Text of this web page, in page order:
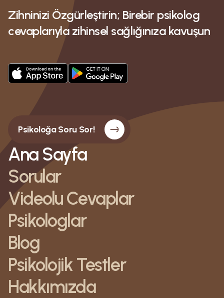
Zihninizi Özgürleştirin; Birebir psikolog
cevaplarıyla zihinsel sağlığınıza kavuşun
Psikoloğa Soru Sor!
Ana Sayfa
Sorular
Videolu Cevaplar
Psikologlar
Blog
Psikolojik Testler
Hakkımızda